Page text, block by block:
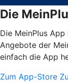
Die
Die MeinPlus
Angebote der
einfach die App
Zum App-Store